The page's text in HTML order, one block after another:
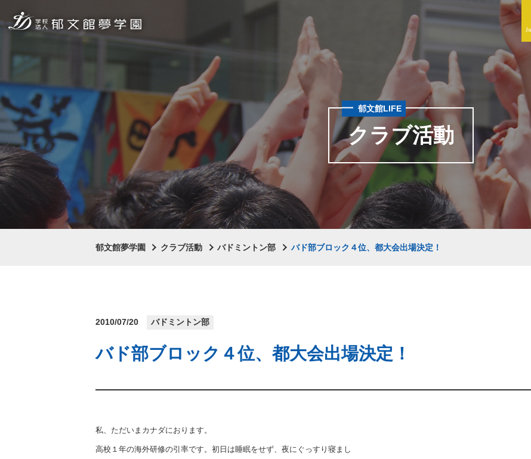
クラブ活動
郁文館LIFE
郁文館夢学園 クラブ活動 バドミントン部 バド部ブロック４位、都大会出場決定！
2010/07/20 バドミントン部
バド部ブロック４位、都大会出場決定！
私、ただいまカナダにおります。
高校１年の海外研修の引率です。初日は睡眠をせず、夜にぐっすり寝まし